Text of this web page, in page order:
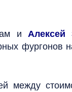
и Алексей
фургонов
между